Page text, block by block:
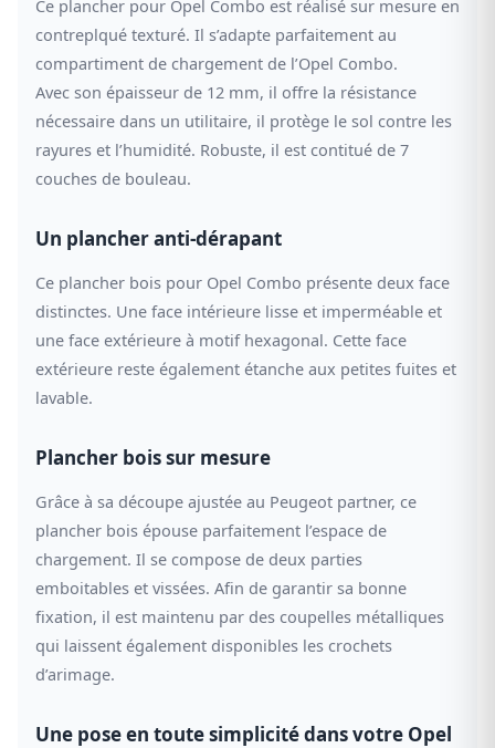
Ce plancher pour Opel Combo est réalisé sur mesure en
contreplqué texturé. Il s’adapte parfaitement au
compartiment de chargement de l’Opel Combo.
Avec son épaisseur de 12 mm, il offre la résistance
nécessaire dans un utilitaire, il protège le sol contre les
rayures et l’humidité. Robuste, il est contitué de 7
couches de bouleau.
Un plancher anti-dérapant
Ce plancher bois pour Opel Combo présente deux face
distinctes. Une face intérieure lisse et imperméable et
une face extérieure à motif hexagonal. Cette face
extérieure reste également étanche aux petites fuites et
lavable.
Plancher bois sur mesure
Grâce à sa découpe ajustée au Peugeot partner, ce
plancher bois épouse parfaitement l’espace de
chargement. Il se compose de deux parties
emboitables et vissées. Afin de garantir sa bonne
fixation, il est maintenu par des coupelles métalliques
qui laissent également disponibles les crochets
d’arimage.
Une pose en toute simplicité dans votre Opel